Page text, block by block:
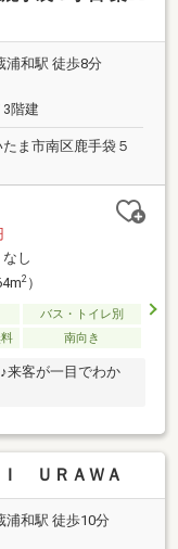
浦和駅 徒歩8分
階建
ま市南区鹿手袋５
なし
2）
バス・トイレ別
南向き
来客が一目でわか
Ｉ ＵＲＡＷＡ
浦和駅 徒歩10分